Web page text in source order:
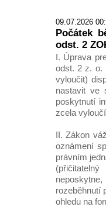
09.07.2026
Počátek
odst. 2
I. Úprava
odst. 2 z. o.
vyloučit)
nastavit ve
poskytnutí
zcela
II. Zákon
oznámení
právním
rozeběhnutí
ohledu na